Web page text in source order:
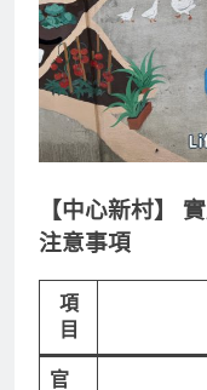
【中心新村】
項
目